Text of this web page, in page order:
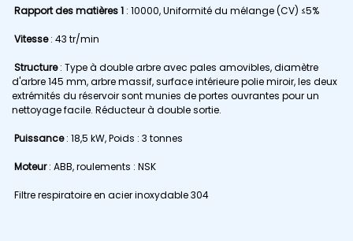
Rapport des matières 1 : 10000, Uniformité du mélange (CV) ≤5%
Vitesse: 43 tr/min
Structure: Type à double arbre avec pales amovibles, diamètre
d'arbre 145 mm, arbre massif, surface intérieure polie miroir, les deux
extrémités du réservoir sont munies de portes ouvrantes pour un
nettoyage facile. Réducteur à double sortie.
Puissance: 18,5 kW, Poids : 3 tonnes
Moteur: ABB, roulements : NSK
Filtre respiratoire en acier inoxydable 304